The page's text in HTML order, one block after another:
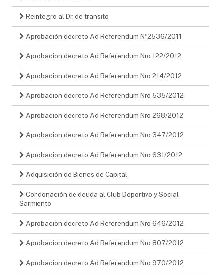
Reintegro al Dr. de transito
Aprobación decreto Ad Referendum Nº2536/2011
Aprobacion decreto Ad Referendum Nro 122/2012
Aprobacion decreto Ad Referendum Nro 214/2012
Aprobacion decreto Ad Referendum Nro 535/2012
Aprobacion decreto Ad Referendum Nro 268/2012
Aprobacion decreto Ad Referendum Nro 347/2012
Aprobacion decreto Ad Referendum Nro 631/2012
Adquisición de Bienes de Capital
Condonación de deuda al Club Deportivo y Social
Sarmiento
Aprobacion decreto Ad Referendum Nro 646/2012
Aprobacion decreto Ad Referendum Nro 807/2012
Aprobacion decreto Ad Referendum Nro 970/2012